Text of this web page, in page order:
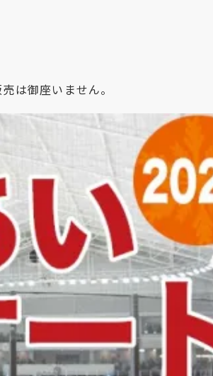
は御座いません。